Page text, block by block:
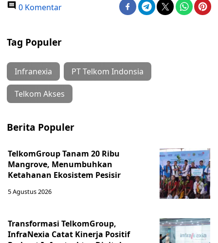
0 Komentar
Tag Populer
Infranexia PT Telkom Indonsia
Telkom Akses
Berita Populer
TelkomGroup Tanam 20 Ribu
Mangrove, Menumbuhkan
Ketahanan Ekosistem Pesisir
5 Agustus 2026
Transformasi TelkomGroup,
InfraNexia Catat Kinerja Positif